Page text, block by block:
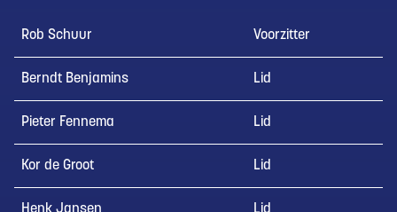
Rob Schuur Voorzitter
Berndt Benjamins Lid
Pieter Fennema Lid
Kor de Groot Lid
Henk Jansen Lid